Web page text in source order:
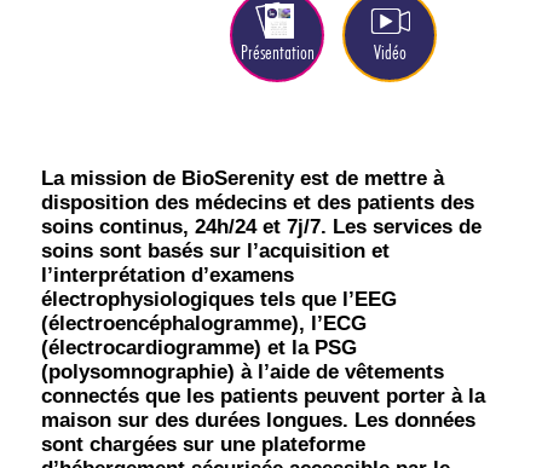
Présentation Vidéo
La mission de BioSerenity est de mettre à
disposition des médecins et des patients des
soins continus, 24h/24 et 7j/7. Les services de
soins sont basés sur l’acquisition et
l’interprétation d’examens
électrophysiologiques tels que l’EEG
(électroencéphalogramme), l’ECG
(électrocardiogramme) et la PSG
(polysomnographie) à l’aide de vêtements
connectés que les patients peuvent porter à la
maison sur des durées longues. Les données
sont chargées sur une plateforme